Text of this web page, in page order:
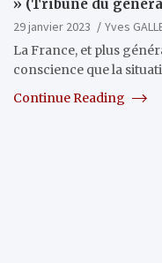
» (Tribune du
29 janvier 2023
Yves
La France, et plus
conscience que la
Continue Reading